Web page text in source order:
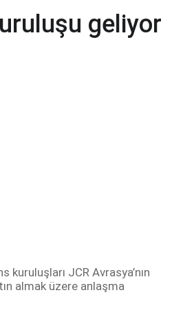
geliyor
kuruluşları JCR Avrasya’nın
almak üzere anlaşma